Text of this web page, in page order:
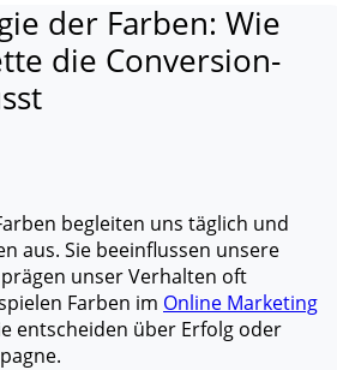
der Farben: Wie
die Conversion-
begleiten uns täglich und
aus. Sie beeinflussen unsere
unser Verhalten oft
Farben im Online Marketing
entscheiden über Erfolg oder